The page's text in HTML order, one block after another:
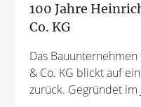
100 Jahre
Co. KG
Das
& Co. KG blickt auf
zurück. Gegründet im